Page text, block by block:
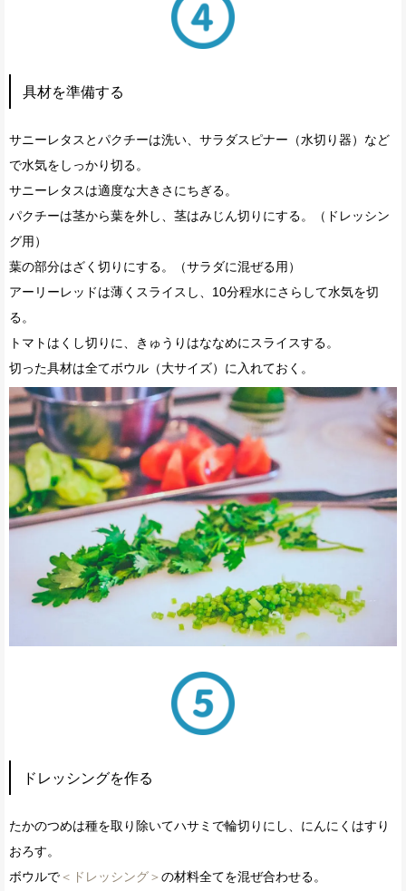
具材を準備する
サニーレタスとパクチーは洗い、サラダスピナー（水切り器）など
で水気をしっかり切る。
サニーレタスは適度な大きさにちぎる。
パクチーは茎から葉を外し、茎はみじん切りにする。（ドレッシン
グ用）
葉の部分はざく切りにする。（サラダに混ぜる用）
アーリーレッドは薄くスライスし、10分程水にさらして水気を切
る。
トマトはくし切りに、きゅうりはななめにスライスする。
切った具材は全てボウル（大サイズ）に入れておく。
ドレッシングを作る
たかのつめは種を取り除いてハサミで輪切りにし、にんにくはすり
おろす。
ボウルで ＜ドレッシング＞ の材料全てを混ぜ合わせる。